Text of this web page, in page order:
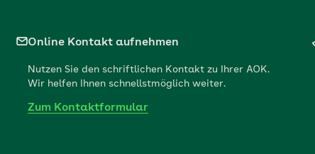
Online Kontakt aufnehmen
Nutzen Sie den schriftlichen Kontakt zu Ihrer AOK.
Wir helfen Ihnen schnellstmöglich weiter.
Zum Kontaktformular